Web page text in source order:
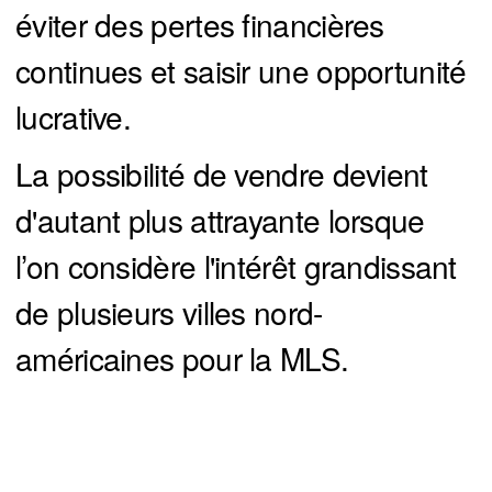
éviter des pertes financières
continues et saisir une opportunité
lucrative.
La possibilité de vendre devient
d'autant plus attrayante lorsque
l’on considère l'intérêt grandissant
de plusieurs villes nord-
américaines pour la MLS.